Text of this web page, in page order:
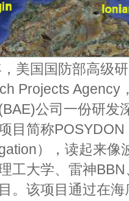
美国国防部高级
Projects Agency
公司一份研发
目简称
），读起来像
工大学、雷神
。该项目通过在